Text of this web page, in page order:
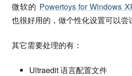
微软的 Powertoys for Windows
也很好用的，做个性化设置可以尝
其它需要处理的有：
Ultraedit 语言配置文件